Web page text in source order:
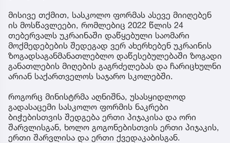
მისივე თქმით, სასკოლო ფორმას ასევე მიიღებენ
ის მოსწავლეები, რომლებიც 2022 წლის 24
თებერვალს უკრაინაში დაწყებული საომარი
მოქმედებების შედეგად ვერ ახერხებენ უკრაინის
ზოგადსაგანმანათლებლო დაწესებულებაში ზოგადი
განათლების მიღების გაგრძელებას და ჩარიცხულნი
არიან საქართველოს საჯარო სკოლებში.
როგორც მინისტრმა აღნიშნა, უსასყიდლოდ
გადასაცემი სასკოლო ფორმის ნაკრები
ბიჭებისთვის შედგება ერთი პიჯაკისა და ორი
შარვლისგან, ხოლო გოგონებისთვის ერთი პიჯაკის,
ერთი შარვლისა და ერთი ქვედაკაბისგან.